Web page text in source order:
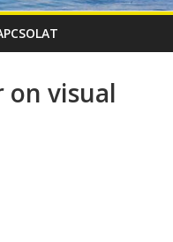
visual